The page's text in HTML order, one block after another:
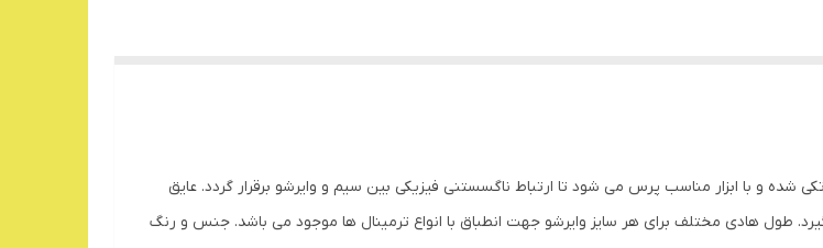
و با ابزار مناسب پرس می شود تا ارتباط ناگسستنی فیزیکی بین سیم و وایرشو برقرار گردد. عایق
طول هادی مختلف برای هر سایز وایرشو جهت انطباق با انواع ترمینال ها موجود می باشد. جنس و رنگ